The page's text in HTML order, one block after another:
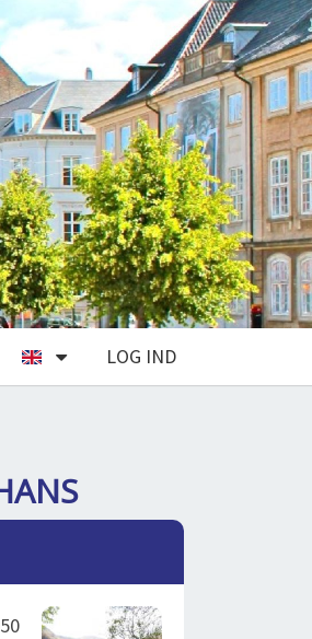
LOG IND